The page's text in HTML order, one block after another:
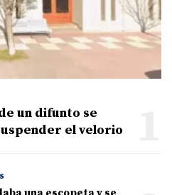
un difunto se
el velorio